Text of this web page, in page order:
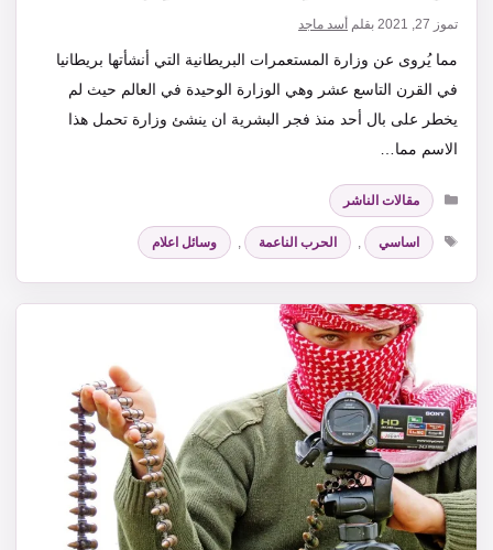
تموز 27, 2021 بقلم أسد ماجد
مما يُروى عن وزارة المستعمرات البريطانية التي أنشأتها بريطانيا
في القرن التاسع عشر وهي الوزارة الوحيدة في العالم حيث لم
يخطر على بال أحد منذ فجر البشرية ان ينشئ وزارة تحمل هذا
الاسم مما…
التصنيفات
مقالات الناشر
الوسوم
اساسي , الحرب الناعمة , وسائل اعلام